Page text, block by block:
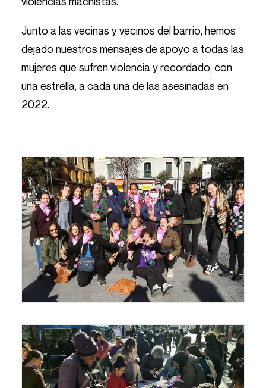
Junto a las vecinas y vecinos del barrio, hemos
dejado nuestros mensajes de apoyo a todas las
mujeres que sufren violencia y recordado, con
una estrella, a cada una de las asesinadas en
2022.